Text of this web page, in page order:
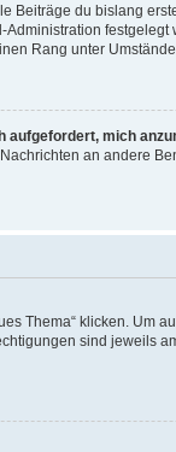
Beiträge du bislang
Rang unter
aufgefordert, mich
an andere
Thema“ klicken. Um
sind jeweils